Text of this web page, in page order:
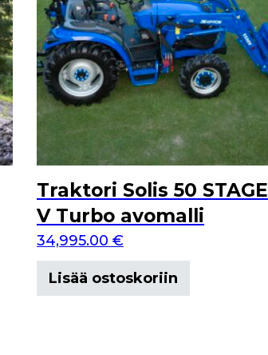
Traktori Solis 50 STAGE
V Turbo avomalli
34,995.00 €
Lisää ostoskoriin